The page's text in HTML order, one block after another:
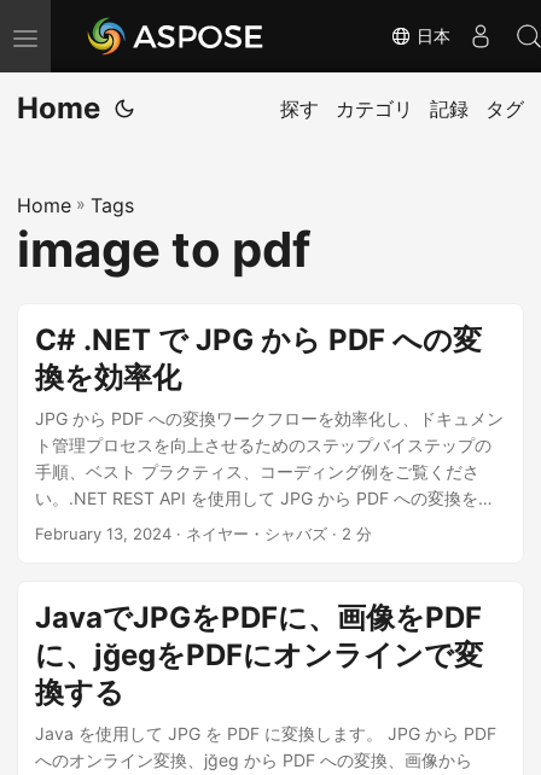
ナ
ビ
ゲ
ョ
ン
り
替
え
日本
Home 探す カテゴリ 記録 タグ
Home » Tags
image to pdf
C# .NET で JPG から PDF への変
換を効率化
JPG から PDF への変換ワークフローを効率化し、ドキュメン
ト管理プロセスを向上させるためのステップバイステップの
手順、ベスト プラクティス、コーディング例をご覧くださ
い。.NET REST API を使用して JPG から PDF への変換をシ
ームレスに実行します。
February 13, 2024 · ネイヤー・シャバズ · 2 分
JavaでJPGをPDFに、画像をPDF
に、jğegをPDFにオンラインで変
換する
Java を使用して JPG を PDF に変換します。 JPG から PDF
へのオンライン変換、jğeg から PDF への変換、画像から